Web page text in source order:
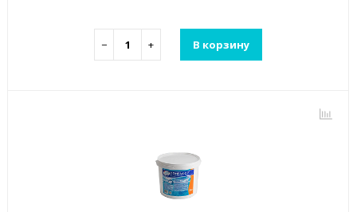
− + В корзину